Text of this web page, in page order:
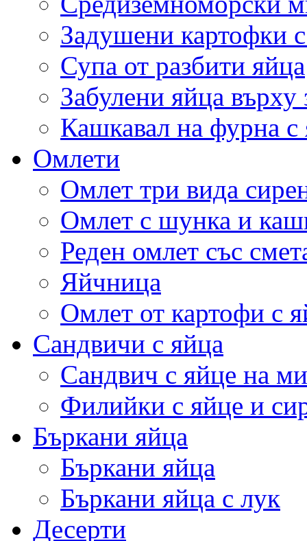
Задушени картофки
Супа от разбити яйца
Забулени яйца
Кашкавал на фурна с
Омлети
Омлет три вида
Омлет с шунка и
Реден омлет със
Яйчница
Омлет от картофи с
Сандвичи с яйца
Сандвич с яйце на
Филийки с яйце и
Бъркани яйца
Бъркани яйца
Бъркани яйца с лук
Десерти